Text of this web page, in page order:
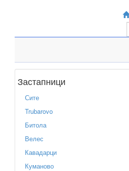
Застапници
Сите
Trubarovo
Битола
Велес
Кавадарци
Куманово